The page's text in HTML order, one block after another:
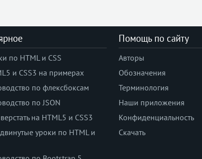
по HTML и CSS
и CSS3 на примерах
по флексбоксам
по JSON
на HTML5 и CSS3
уроки по HTML и
Помощь по сайту
Авторы
Обозначения
Терминология
Наши приложения
Конфиденциальность
Скачать